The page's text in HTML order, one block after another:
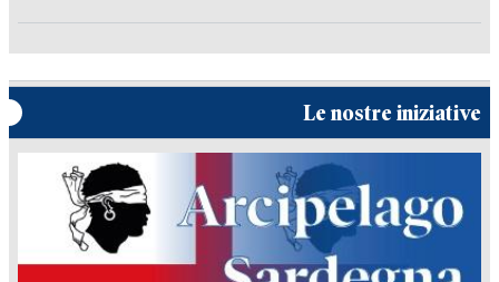
Le nostre iniziative